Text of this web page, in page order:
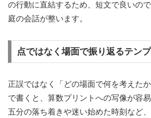
の行動に直結するため、短文で良いの
庭の会話が整います。
点ではなく場面で振り返るテン
正誤ではなく「どの場面で何を考えた
で書くと、算数プリントへの写像が容
五分の落ち着きや迷い始めた時刻など